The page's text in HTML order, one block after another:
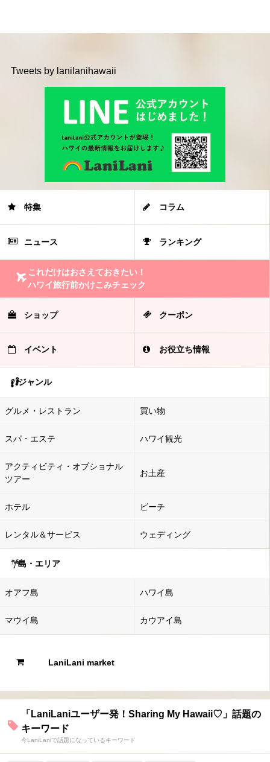
Tweets by lanilanihawaii
特集 コラム
ニュース ランキング
これだけはおさえておきたい！
ハワイ旅行前かけこみチェック
ショップ クーポン
イベント お役立ち情報
ジャンル
グルメ・レストラン 買い物
スパ・エステ ハワイ観光
アクティビティ・オプショナル
ツアー
お土産
ホテル ビーチ
レンタル＆サービス ウェディング
島・エリア
オアフ島 ハワイ島
マウイ島 カウアイ島
LaniLani market
「LaniLaniユーザー発！Sharing My Hawaii♡」話題の
キーワード
今LaniLaniで話題になっているキーワード